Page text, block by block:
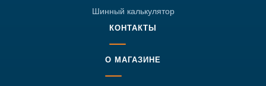
Шинный калькулятор
КОНТАКТЫ
О МАГАЗИНЕ